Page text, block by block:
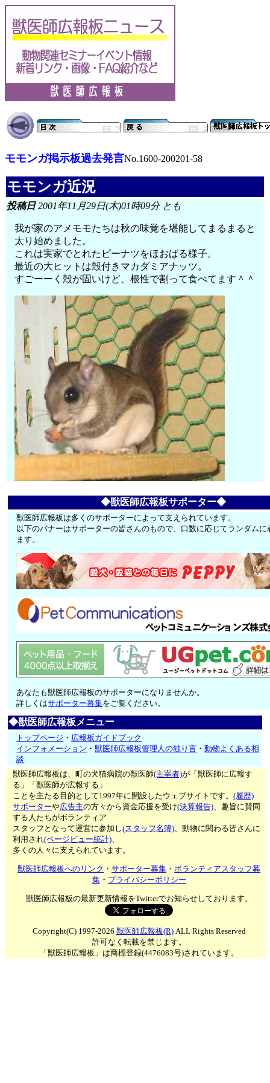
モモンガ掲示板過去発言No.1600-200201-58
モモンガ近況
投稿日2001年11月29日(木)01時09分 とも
我が家のアメモモたちは秋の味覚を堪能してまるまると
太り始めました。
これは実家でとれたピーナツをほおばる様子。
最近の大ヒットは殻付きマカダミアナッツ。
すごーーく殻が固いけど、根性で割って食べてます＾＾
◆獣医師広報板サポーター◆
獣医師広報板は多くのサポーターによって支えられています。
以下のバナーはサポーターの皆さんのもので、口数に応じてランダムに
ます。
あなたも獣医師広報板のサポーターになりませんか。
詳しくはサポーター募集をご覧ください。
◆獣医師広報板メニュー
トップページ ・ 広報板ガイドブック
インフォメーション ・獣医師広報板管理人の独り言 ・動物よくある相
談
獣医師広報板は、町の犬猫病院の獣医師(主宰者)が「獣医師に広報す
る」「獣医師が広報する」
ことを主たる目的として1997年に開設したウェブサイトです。(履歴)
サポーターや広告主の方々から資金応援を受け(決算報告)、趣旨に賛同
する人たちがボランティア
スタッフとなって運営に参加し(スタッフ名簿)、動物に関わる皆さんに
利用され(ページビュー統計)、
多くの人々に支えられています。
獣医師広報板へのリンク ・サポーター募集 ・ボランティアスタッフ募
集・ プライバシーポリシー
獣医師広報板の最新更新情報をTwitterでお知らせしております。
Copyright(C) 1997-2026 獣医師広報板(R)ALL Rights Reserved
許可なく転載を禁じます。
「獣医師広報板」は商標登録(4476083号)されています。